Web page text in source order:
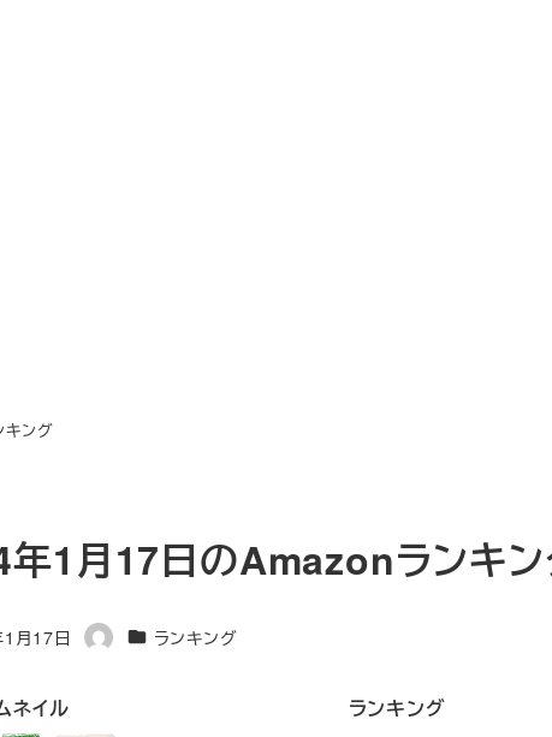
ング
年1月17日のAmazonランキ
月17日
著
カテゴリー
ランキング
ネイル ランキング